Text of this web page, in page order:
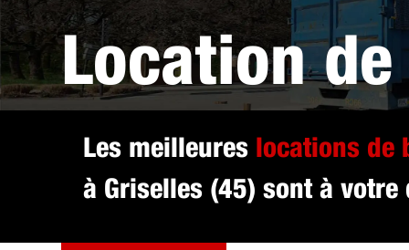
Location de
Les meilleures locations de
à Griselles (45) sont à